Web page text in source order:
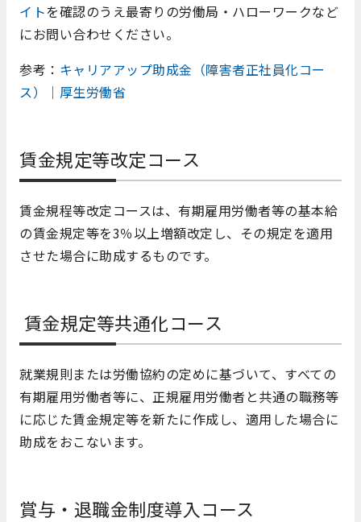
イトを確認のうえ最寄りの労働局・ハローワークなど
にお問い合わせください。
参考： キャリアアップ助成金（障害者正社員化コー
ス）｜厚生労働省
賃金規定等改定コース
賃金規程等改定コースは、有期雇用労働者等の基本給
の賃金規定等を3％以上増額改定し、その規定を適用
させた場合に助成するものです。
賃金規定等共通化コース
就業規則または労働協約の定めに基づいて、すべての
有期雇用労働者等に、正規雇用労働者と共通の職務等
に応じた賃金規定等を新たに作成し、適用した場合に
助成をおこないます。
賞与・退職金制度導入コース